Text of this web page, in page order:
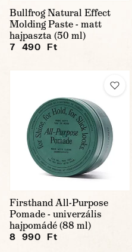
Bullfrog Natural Effect
Molding Paste - matt
hajpaszta (50 ml)
7 490 Ft
Firsthand All-Purpose
Pomade - univerzális
hajpomádé (88 ml)
8 990 Ft